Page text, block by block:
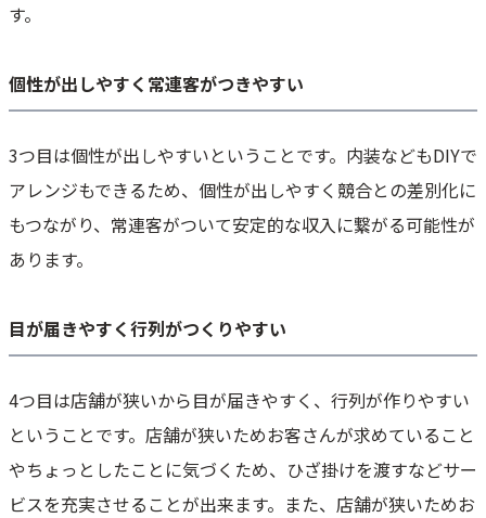
す。
個性が出しやすく常連客がつきやすい
3つ目は個性が出しやすいということです。内装などもDIYで
アレンジもできるため、個性が出しやすく競合との差別化に
もつながり、常連客がついて安定的な収入に繋がる可能性が
あります。
目が届きやすく行列がつくりやすい
4つ目は店舗が狭いから目が届きやすく、行列が作りやすい
ということです。店舗が狭いためお客さんが求めていること
やちょっとしたことに気づくため、ひざ掛けを渡すなどサー
ビスを充実させることが出来ます。また、店舗が狭いためお